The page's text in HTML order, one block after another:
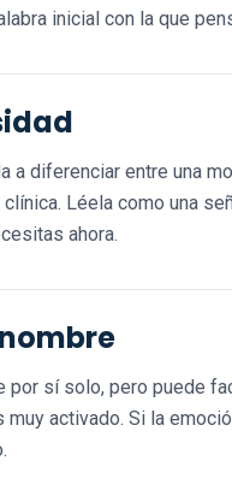
inicial con la que
a diferenciar entre una
Léela como una
ahora.
por sí solo, pero puede
activado. Si la